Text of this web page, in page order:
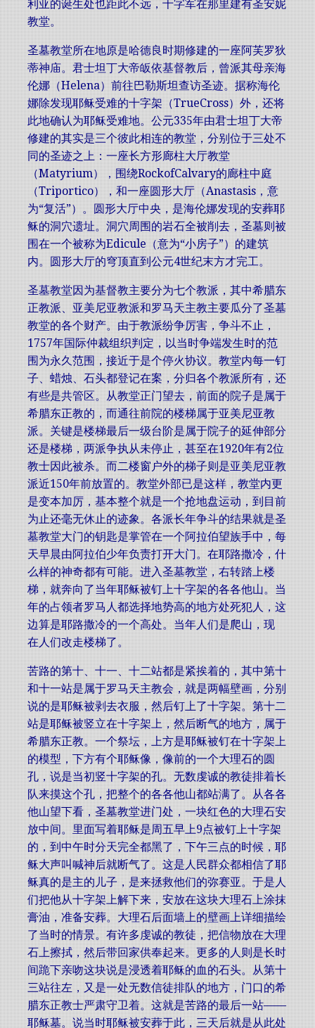
利亚的诞生处也距此不远，十字军在那里建有圣安妮
教堂。
圣墓教堂所在地原是哈德良时期修建的一座阿芙罗狄
蒂神庙。君士坦丁大帝皈依基督教后，曾派其母亲海
伦娜（Helena）前往巴勒斯坦查访圣迹。据称海伦
娜除发现耶稣受难的十字架（TrueCross）外，还将
此地确认为耶稣受难地。公元335年由君士坦丁大帝
修建的其实是三个彼此相连的教堂，分别位于三处不
同的圣迹之上：一座长方形廊柱大厅教堂
（Matyrium），围绕RockofCalvary的廊柱中庭
（Triportico），和一座圆形大厅（Anastasis，意
为“复活”）。圆形大厅中央，是海伦娜发现的安葬耶
稣的洞穴遗址。洞穴周围的岩石全被削去，圣墓则被
围在一个被称为Edicule（意为“小房子”）的建筑
内。圆形大厅的穹顶直到公元4世纪末方才完工。
圣墓教堂因为基督教主要分为七个教派，其中希腊东
正教派、亚美尼亚教派和罗马天主教主要瓜分了圣墓
教堂的各个财产。由于教派纷争厉害，争斗不止，
1757年国际仲裁组织判定，以当时争端发生时的范
围为永久范围，接近于是个停火协议。教堂内每一钉
子、蜡烛、石头都登记在案，分归各个教派所有，还
有些是共管区。从教堂正门望去，前面的院子是属于
希腊东正教的，而通往前院的楼梯属于亚美尼亚教
派。关键是楼梯最后一级台阶是属于院子的延伸部分
还是楼梯，两派争执从未停止，甚至在1920年有2位
教士因此被杀。而二楼窗户外的梯子则是亚美尼亚教
派近150年前放置的。教堂外部已是这样，教堂内更
是变本加厉，基本整个就是一个抢地盘运动，到目前
为止还毫无休止的迹象。各派长年争斗的结果就是圣
墓教堂大门的钥匙是掌管在一个阿拉伯望族手中，每
天早晨由阿拉伯少年负责打开大门。在耶路撒冷，什
么样的神奇都有可能。进入圣墓教堂，右转踏上楼
梯，就奔向了当年耶稣被钉上十字架的各各他山。当
年的占领者罗马人都选择地势高的地方处死犯人，这
边算是耶路撒冷的一个高处。当年人们是爬山，现
在人们改走楼梯了。
苦路的第十、十一、十二站都是紧挨着的，其中第十
和十一站是属于罗马天主教会，就是两幅壁画，分别
说的是耶稣被剥去衣服，然后钉上了十字架。第十二
站是耶稣被竖立在十字架上，然后断气的地方，属于
希腊东正教。一个祭坛，上方是耶稣被钉在十字架上
的模型，下方有个耶稣像，像前的一个大理石的圆
孔，说是当初竖十字架的孔。无数虔诚的教徒排着长
队来摸这个孔，把整个的各各他山都站满了。从各各
他山望下看，圣墓教堂进门处，一块红色的大理石安
放中间。里面写着耶稣是周五早上9点被钉上十字架
的，到中午时分天完全都黑了，下午三点的时候，耶
稣大声叫喊神后就断气了。这是人民群众都相信了耶
稣真的是主的儿子，是来拯救他们的弥赛亚。于是人
们把他从十字架上解下来，安放在这块大理石上涂抹
膏油，准备安葬。大理石后面墙上的壁画上详细描绘
了当时的情景。有许多虔诚的教徒，把信物放在大理
石上擦拭，然后带回家供奉起来。更多的人则是长时
间跪下亲吻这块说是浸透着耶稣的血的石头。从第十
三站往左，又是一处无数信徒排队的地方，门口的希
腊东正教士严肃守卫着。这就是苦路的最后一站——
耶稣墓。说当时耶稣被安葬于此，三天后就是从此处